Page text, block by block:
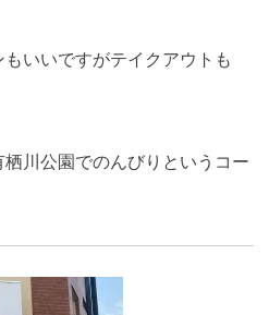
いいですがテイクアウトも
川公園でのんびりというコー